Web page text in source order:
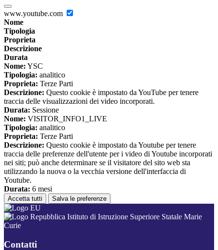
www.youtube.com
Nome
Tipologia
Proprieta
Descrizione
Durata
Nome: YSC
Tipologia: analitico
Proprieta: Terze Parti
Descrizione: Questo cookie è impostato da YouTube per tenere
traccia delle visualizzazioni dei video incorporati.
Durata: Sessione
Nome: VISITOR_INFO1_LIVE
Tipologia: analitico
Proprieta: Terze Parti
Descrizione: Questo cookie è impostato da Youtube per tenere
traccia delle preferenze dell'utente per i video di Youtube incorporati
nei siti; può anche determinare se il visitatore del sito web sta
utilizzando la nuova o la vecchia versione dell'interfaccia di
Youtube.
Durata: 6 mesi
Accetta tutti Salva le preferenze
Istituto di Istruzione Superiore Statale Marie
Curie
Contatti